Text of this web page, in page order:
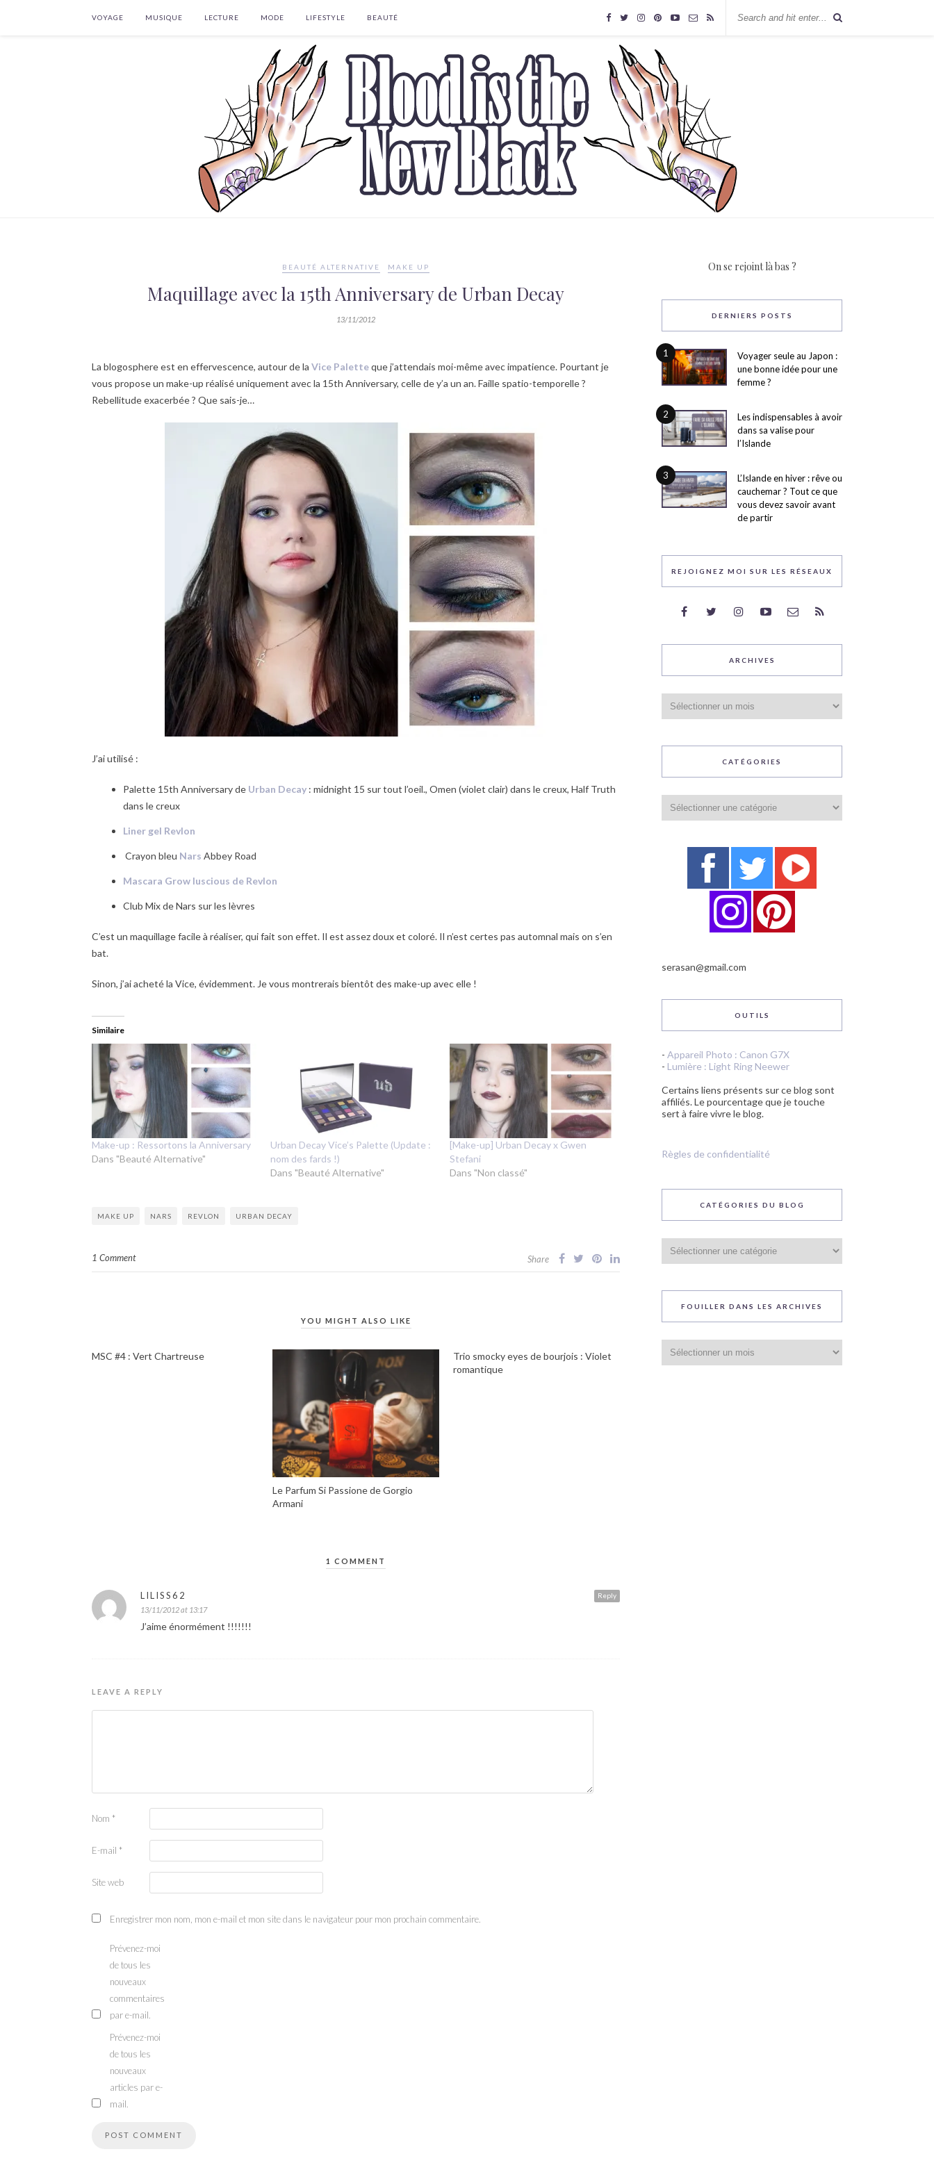
VOYAGE MUSIQUE LECTURE MODE LIFESTYLE BEAUTÉ
BEAUTÉ ALTERNATIVE MAKE UP
Maquillage avec la 15th Anniversary de Urban Decay
13/11/2012
La blogosphere est en effervescence, autour de la Vice Paletteque j’attendais moi-même avec impatience. Pourtant je
vous propose un make-up réalisé uniquement avec la 15th Anniversary, celle de y’a un an. Faille spatio-temporelle ?
Rebellitude exacerbée ? Que sais-je…
J’ai utilisé :
Palette 15th Anniversary de Urban Decay : midnight 15 sur tout l’oeil., Omen (violet clair) dans le creux, Half Truth
dans le creux
Liner gel Revlon
Crayon bleu Nars Abbey Road
Mascara Grow luscious de Revlon
Club Mix de Nars sur les lèvres
C’est un maquillage facile à réaliser, qui fait son effet. Il est assez doux et coloré. Il n’est certes pas automnal mais on s’en
bat.
Sinon, j’ai acheté la Vice, évidemment. Je vous montrerais bientôt des make-up avec elle !
Similaire
Make-up : Ressortons la Anniversary
Dans "Beauté Alternative"
Urban Decay Vice’s Palette (Update :
nom des fards !)
Dans "Beauté Alternative"
[Make-up] Urban Decay x Gwen
Stefani
Dans "Non classé"
MAKE UP NARS REVLON URBAN DECAY
1 Comment Share
YOU MIGHT ALSO LIKE
MSC #4 : Vert Chartreuse
Le Parfum Si Passione de Gorgio
Armani
Trio smocky eyes de bourjois : Violet
romantique
1 COMMENT
Reply
LILISS62
13/11/2012 at 13:17
J’aime énormément !!!!!!!
LEAVE A REPLY
Nom *
E-mail *
Site web
Enregistrer mon nom, mon e-mail et mon site dans le navigateur pour mon prochain commentaire.
Prévenez-moi
de tous les
nouveaux
commentaires
par e-mail.
Prévenez-moi
de tous les
nouveaux
articles par e-
mail.
On se rejoint là bas ?
DERNIERS POSTS
1
Voyager seule au Japon :
une bonne idée pour une
femme ?
2
Les indispensables à avoir
dans sa valise pour
l’Islande
3
L’Islande en hiver : rêve ou
cauchemar ? Tout ce que
vous devez savoir avant
de partir
REJOIGNEZ MOI SUR LES RÉSEAUX
ARCHIVES
CATÉGORIES
serasan@gmail.com
OUTILS
- Appareil Photo : Canon G7X
- Lumière : Light Ring Neewer
Certains liens présents sur ce blog sont
affiliés. Le pourcentage que je touche
sert à faire vivre le blog.
Règles de confidentialité
CATÉGORIES DU BLOG
du
blog
FOUILLER DANS LES ARCHIVES
dans
les